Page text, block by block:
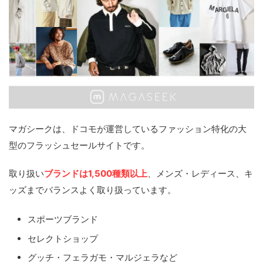
マガシークは、ドコモが運営しているファッション特化の大
型のフラッシュセールサイトです。
取り扱いブランドは1,500種類以上 、メンズ・レディース、キ
ッズまでバランスよく取り扱っています。
スポーツブランド
セレクトショップ
グッチ・フェラガモ・マルジェラなど